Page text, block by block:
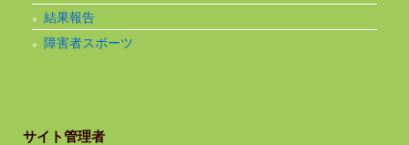
結果報告
障害者スポーツ
サイト管理者